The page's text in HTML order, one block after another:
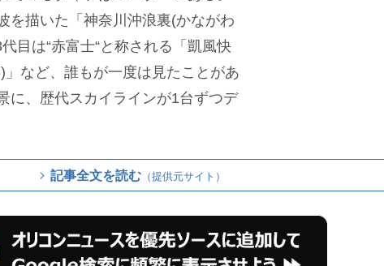
を描いた「神奈川沖浪裏(かながわ
目は“赤富士“と称される「凱風快
など、誰もが一度は見たことがあ
に、歴代スカイラインが1台ずつデ
記事全文を読む （提供元サイト）